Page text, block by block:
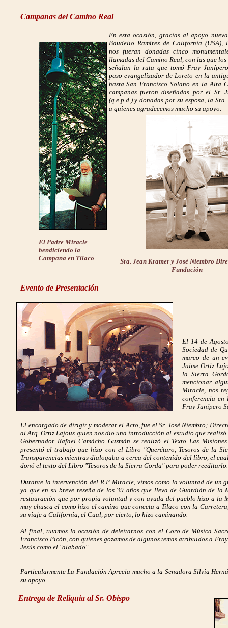
Campanas del Camino Real
El Padre Miracle
bendiciendo la
Campana en Tilaco
En esta ocasión, gracias al apoyo
Baudelio Ramírez de California (USA),
nos fueran donadas cinco
llamadas del Camino Real, con las que
señalan la ruta que tomó Fray
paso evangelizador de Loreto en la
hasta San Francisco Solano en la Alta
campanas fueron diseñadas por el Sr.
(q.e.p.d.) y donadas por su esposa, la
a quienes agradecemos mucho su apoyo.
Sra. Jean Kramer y José Niembro
Fundación
Evento de Presentación
El 14 de
Sociedad de
marco de un
Jaime Ortiz
la Sierra
mencionar
Miracle, nos
conferencia
Fray Junípero
El encargado de dirigir y moderar el Acto, fue el Sr. José Niembro;
al Arq. Ortiz Lajous quien nos dio una introducción al estudio que
Gobernador Rafael Camácho Guzmán se realizó el Texto Las
presentó el trabajo que hizo con el Libro "Querétaro, Tesoros de la
Transparencias mientras dialogaba a cerca del contenido del libro, el
donó el texto del Libro "Tesoros de la Sierra Gorda" para poder reeditarlo.
Durante la intervención del R.P. Miracle, vimos como la voluntad de un
ya que en su breve reseña de los 39 años que lleva de Guardián de
restauración que por propia voluntad y con ayuda del pueblo hizo a la
muy chusca el como hizo el camino que conecta a Tilaco con la
su viaje a California, el Cual, por cierto, lo hizo caminando.
Al final, tuvimos la ocasión de deleitarnos con el Coro de Música
Francisco Picón, con quienes gozamos de algunos temas atribuidos a
Jesús como el "alabado".
Particularmente La Fundación Aprecia mucho a la Senadora Silvia
su apoyo.
Entrega de Reliquia al Sr. Obispo